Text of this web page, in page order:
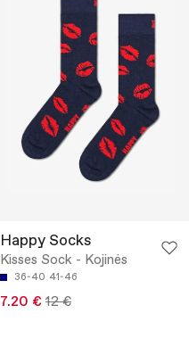
Happy Socks
Kisses Sock - Kojinės
36-40 41-46
7.20 € 12 €